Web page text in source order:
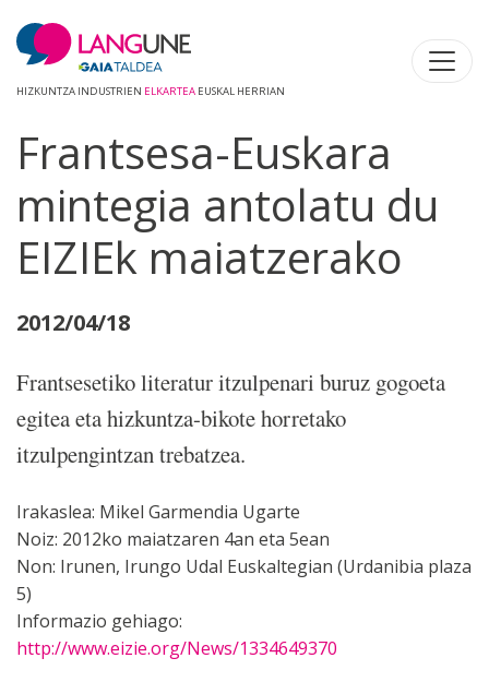
HIZKUNTZA INDUSTRIEN ELKARTEA EUSKAL HERRIAN
Frantsesa-Euskara
mintegia antolatu du
EIZIEk maiatzerako
2012/04/18
Frantsesetiko literatur itzulpenari buruz gogoeta
egitea eta hizkuntza-bikote horretako
itzulpengintzan trebatzea.
Irakaslea: Mikel Garmendia Ugarte
Noiz: 2012ko maiatzaren 4an eta 5ean
Non: Irunen, Irungo Udal Euskaltegian (Urdanibia plaza
5)
Informazio gehiago:
http://www.eizie.org/News/1334649370